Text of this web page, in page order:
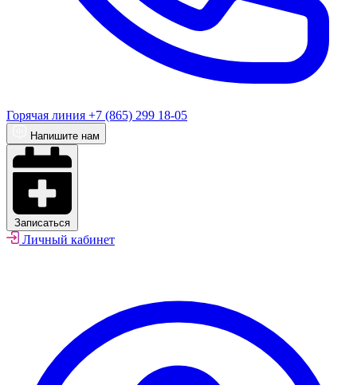
Горячая линия +7 (865) 299 18-05
Напишите нам
Записаться
Личный кабинет